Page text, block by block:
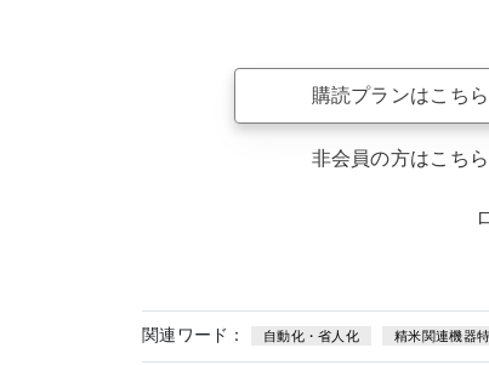
購読プランはこちら
非会員の方はこちら
関連ワード： 自動化・省人化 精米関連機器